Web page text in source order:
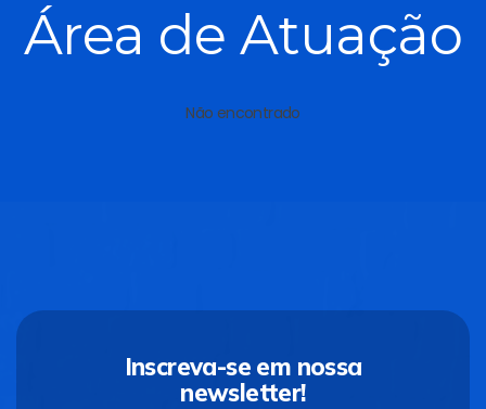
Área de Atuação
Não encontrado
Inscreva-se em nossa
newsletter!